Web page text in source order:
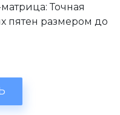
Точная
пятен размером до